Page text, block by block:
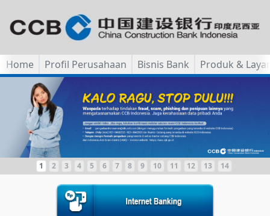
Home Profil Perusahaan Bisnis Bank Produk &
1 2 3 4 5 6 7 8 9 10 11 12 13 14